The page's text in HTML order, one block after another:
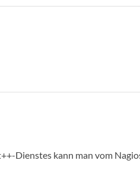
Dienstes kann man vom